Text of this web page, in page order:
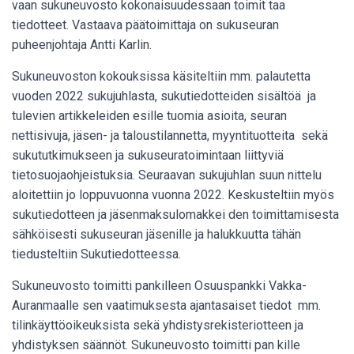
vaan sukuneuvosto kokonaisuudessaan toimit taa
tiedotteet. Vastaava päätoimittaja on sukuseuran
puheenjohtaja Antti Karlin.
Sukuneuvoston kokouksissa käsiteltiin mm. palautetta
vuoden 2022 sukujuhlasta, sukutiedotteiden sisältöä ja
tulevien artikkeleiden esille tuomia asioita, seuran
nettisivuja, jäsen- ja taloustilannetta, myyntituotteita sekä
sukututkimukseen ja sukuseuratoimintaan liittyviä
tietosuojaohjeistuksia. Seuraavan sukujuhlan suun nittelu
aloitettiin jo loppuvuonna vuonna 2022. Keskusteltiin myös
sukutiedotteen ja jäsenmaksulomakkei den toimittamisesta
sähköisesti sukuseuran jäsenille ja halukkuutta tähän
tiedusteltiin Sukutiedotteessa.
Sukuneuvosto toimitti pankilleen Osuuspankki Vakka-
Auranmaalle sen vaatimuksesta ajantasaiset tiedot mm.
tilinkäyttöoikeuksista sekä yhdistysrekisteriotteen ja
yhdistyksen säännöt. Sukuneuvosto toimitti pan kille